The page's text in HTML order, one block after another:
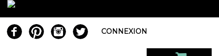
CONNEXION